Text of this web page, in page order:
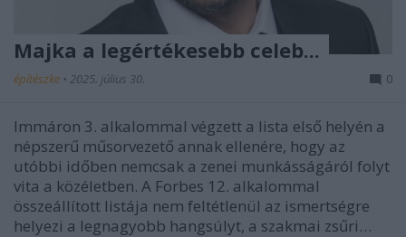
Majka a legértékesebb celeb...
építészke • 2025. július 30. 0
Immáron 3. alkalommal végzett a lista első helyén a
népszerű műsorvezető annak ellenére, hogy az
utóbbi időben nemcsak a zenei munkásságáról folyt
vita a közéletben. A Forbes 12. alkalommal
összeállított listája nem feltétlenül az ismertségre
helyezi a legnagyobb hangsúlyt, a szakmai zsűri…